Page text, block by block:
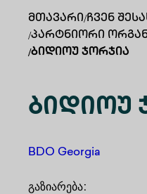
Მთავარი/Ჩვენ
/Პარტნიორი
/Ბიდიოუ Ჯორჯია
Ბიდიოუ
BDO Georgia
გაზიარება: